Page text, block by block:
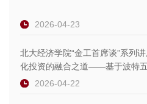
2026-04-23
北大经济学院“金工首席谈”系列
化投资的融合之道——基于波特
2026-04-22